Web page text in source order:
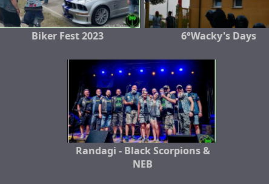
Biker Fest 2023 6°Wacky's Days
Randagi - Black Scorpions &
NEB